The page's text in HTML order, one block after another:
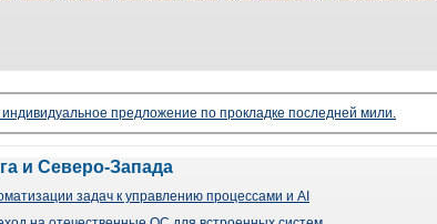
предложение по прокладке последней мили.
и Северо-Запада
задач к управлению процессами и AI